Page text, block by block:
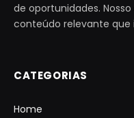
de oportunidades.
conteúdo relevante que
CATEGORIAS
Home